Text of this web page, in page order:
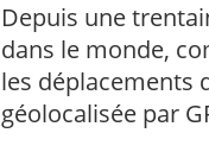
Depuis une
dans le monde,
les déplacements
géolocalisée par